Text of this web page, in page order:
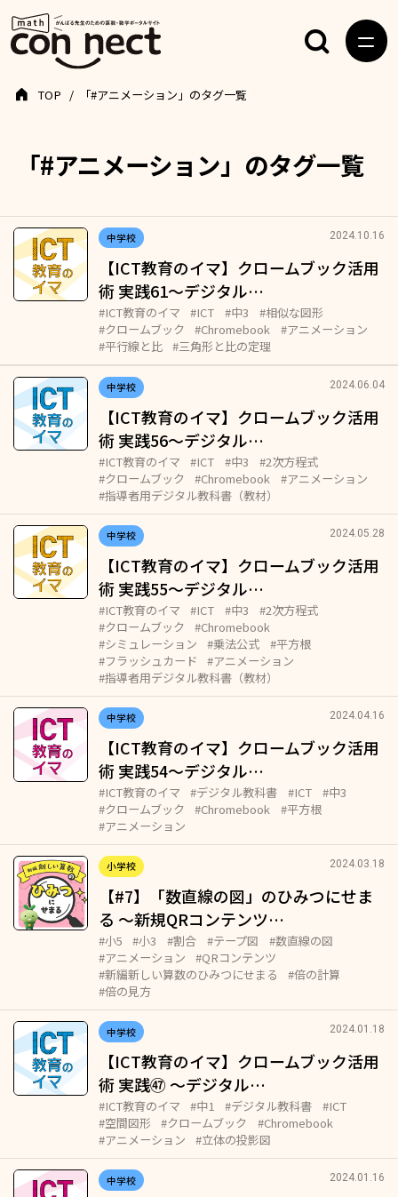
「#アニメーション」のタグ一覧
TOP 「#アニメーション」のタグ一覧
中学校 2024.10.16
【ICT教育のイマ】クロームブック活用
術 実践61～デジタル…
#ICT教育のイマ #ICT #中3
#相似な図形
#クロームブック
#Chromebook
#アニメーション
#平行線と比
#三角形と比の定理
中学校 2024.06.04
【ICT教育のイマ】クロームブック活用
術 実践56～デジタル…
#ICT教育のイマ #ICT #中3
#2次方程式
#クロームブック
#Chromebook
#アニメーション
#指導者用デジタル教科書（教材）
中学校 2024.05.28
【ICT教育のイマ】クロームブック活用
術 実践55～デジタル…
#ICT教育のイマ #ICT #中3
#2次方程式
#クロームブック
#Chromebook
#シミュレーション
#乗法公式
#平方根
#フラッシュカード
#アニメーション
#指導者用デジタル教科書（教材）
中学校 2024.04.16
【ICT教育のイマ】クロームブック活用
術 実践54～デジタル…
#ICT教育のイマ #デジタル教科書 #ICT
#中3
#クロームブック
#Chromebook
#平方根
#アニメーション
小学校 2024.03.18
【#7】「数直線の図」のひみつにせま
る 〜新規QRコンテンツ…
#小5 #小3 #割合 #テープ図
#数直線の図
#アニメーション
#QRコンテンツ
#新編新しい算数のひみつにせまる
#倍の計算
#倍の見方
中学校 2024.01.18
【ICT教育のイマ】クロームブック活用
術 実践㊼ ～デジタル…
#ICT教育のイマ #中1 #デジタル教科書
#ICT
#空間図形
#クロームブック
#Chromebook
#アニメーション
#立体の投影図
中学校 2024.01.16